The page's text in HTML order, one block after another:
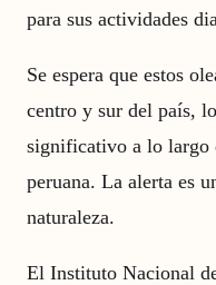
para sus actividades
Se espera que estos
centro y sur del país,
significativo a lo largo
peruana. La alerta es
naturaleza.
El Instituto Nacional